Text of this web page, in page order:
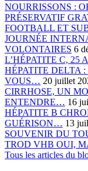
NOURRISSONS :
PRÉSERVATIF
FOOTBALL ET
JOURNÉE
VOLONTAIRES 6
L’HÉPATITE C, 25
HÉPATITE DELTA
VOUS… 20 juillet
CIRRHOSE, UN
ENTENDRE… 16
HÉPATITE B
GUÉRISON… 13
SOUVENIR DU
TROD VHB OUI,
Tous les articles du